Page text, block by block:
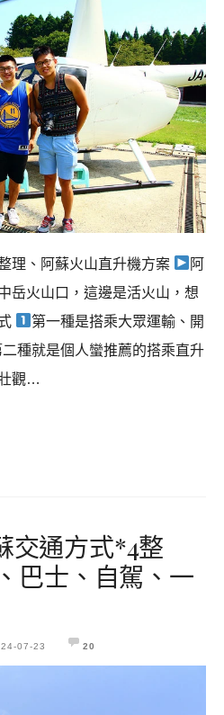
理、阿蘇火山直升機方案
阿
岳火山口，這邊是活火山，想
第一種是搭乘大眾運輸、開
二種就是個人蠻推薦的搭乘直升
觀…
交通方式*4整
巴士、自駕、一
07-23 20